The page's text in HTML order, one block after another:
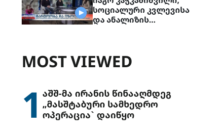
სოციალური კვლევისა
და ანალიზის
მოსახლეობის ფონდის
საქართველოს ოფისის
MOST VIEWED
1 აშშ-მა ირანის წინააღმდეგ
„მასშტაბური სამხედრო
ოპერაცია` დაიწყო